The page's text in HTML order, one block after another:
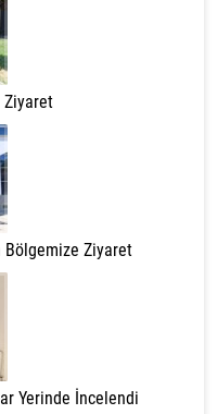
Ziyaret
Bölgemize Ziyaret
Yerinde İncelendi